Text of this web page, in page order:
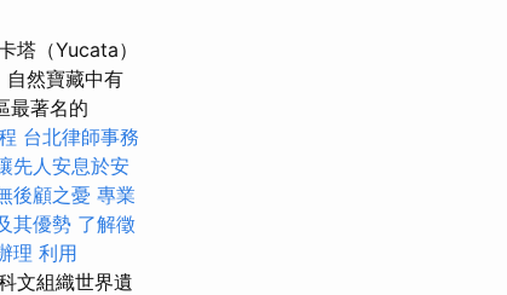
塔（Yucata）
自然寶藏中有
最著名的
台北律師事務
先人安息於安
後顧之憂 專業
其優勢 了解徵
理 利用
文組織世界遺